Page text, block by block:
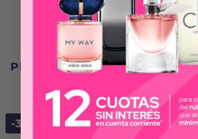
PRODUCTOS RELACIONADOS
-30%